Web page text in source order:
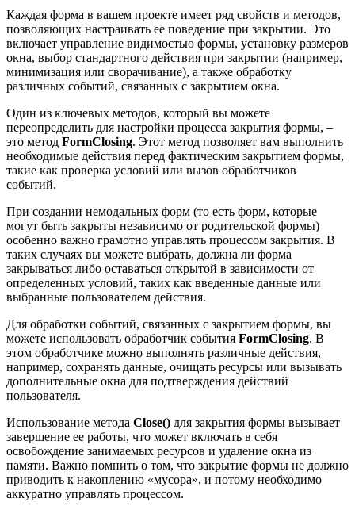
Каждая форма в вашем проекте имеет ряд свойств и методов,
позволяющих настраивать ее поведение при закрытии. Это
включает управление видимостью формы, установку размеров
окна, выбор стандартного действия при закрытии (например,
минимизация или сворачивание), а также обработку
различных событий, связанных с закрытием окна.
Один из ключевых методов, который вы можете
переопределить для настройки процесса закрытия формы, –
это метод FormClosing. Этот метод позволяет вам выполнить
необходимые действия перед фактическим закрытием формы,
такие как проверка условий или вызов обработчиков
событий.
При создании немодальных форм (то есть форм, которые
могут быть закрыты независимо от родительской формы)
особенно важно грамотно управлять процессом закрытия. В
таких случаях вы можете выбрать, должна ли форма
закрываться либо оставаться открытой в зависимости от
определенных условий, таких как введенные данные или
выбранные пользователем действия.
Для обработки событий, связанных с закрытием формы, вы
можете использовать обработчик события FormClosing. В
этом обработчике можно выполнять различные действия,
например, сохранять данные, очищать ресурсы или вызывать
дополнительные окна для подтверждения действий
пользователя.
Использование метода Close() для закрытия формы вызывает
завершение ее работы, что может включать в себя
освобождение занимаемых ресурсов и удаление окна из
памяти. Важно помнить о том, что закрытие формы не должно
приводить к накоплению «мусора», и потому необходимо
аккуратно управлять процессом.